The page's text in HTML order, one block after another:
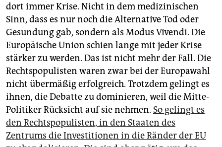
dort immer Krise. Nicht in dem medizinischen
Sinn, dass es nur noch die Alternative Tod oder
Gesundung gab, sondern als Modus Vivendi. Die
Europäische Union schien lange mit jeder Krise
stärker zu werden. Das ist nicht mehr der Fall. Die
Rechtspopulisten waren zwar bei der Europawahl
nicht übermäßig erfolgreich. Trotzdem gelingt es
ihnen, die Debatte zu dominieren, weil die Mitte-
Politiker Rücksicht auf sie nehmen. So gelingt es
den Rechtspopulisten, in den Staaten des
Zentrums die Investitionen in die Ränder der EU